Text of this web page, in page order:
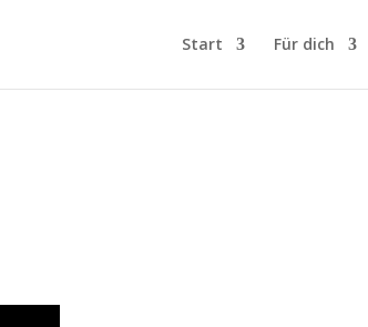
Start Für dich